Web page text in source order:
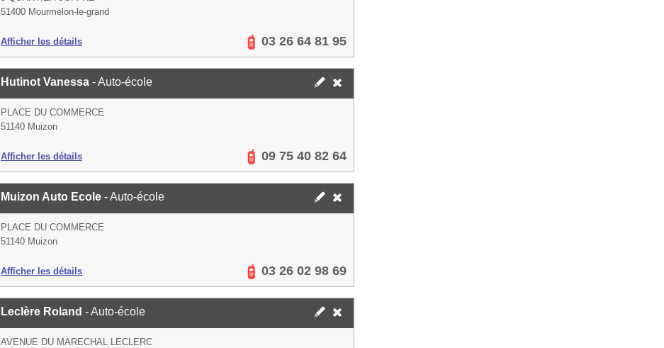
51400 Mourmelon-le-grand
Afficher les détails 03 26 64 81 95
Hutinot Vanessa - Auto-école
PLACE DU COMMERCE
51140 Muizon
Afficher les détails 09 75 40 82 64
Muizon Auto Ecole - Auto-école
PLACE DU COMMERCE
51140 Muizon
Afficher les détails 03 26 02 98 69
Leclère Roland - Auto-école
AVENUE DU MARECHAL LECLERC